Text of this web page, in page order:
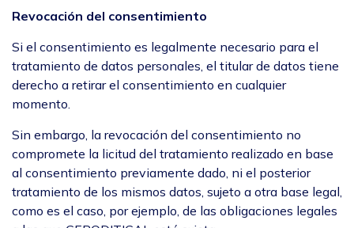
Revocación del consentimiento
Si el consentimiento es legalmente necesario para el
tratamiento de datos personales, el titular de datos tiene
derecho a retirar el consentimiento en cualquier
momento.
Sin embargo, la revocación del consentimiento no
compromete la licitud del tratamiento realizado en base
al consentimiento previamente dado, ni el posterior
tratamiento de los mismos datos, sujeto a otra base legal,
como es el caso, por ejemplo, de las obligaciones legales